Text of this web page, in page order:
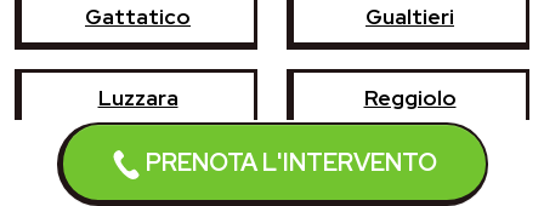
PRENOTA L'INTERVENTO
Gattatico Gualtieri
Luzzara Reggiolo
Rubiera Sant'Ilario d'Enza